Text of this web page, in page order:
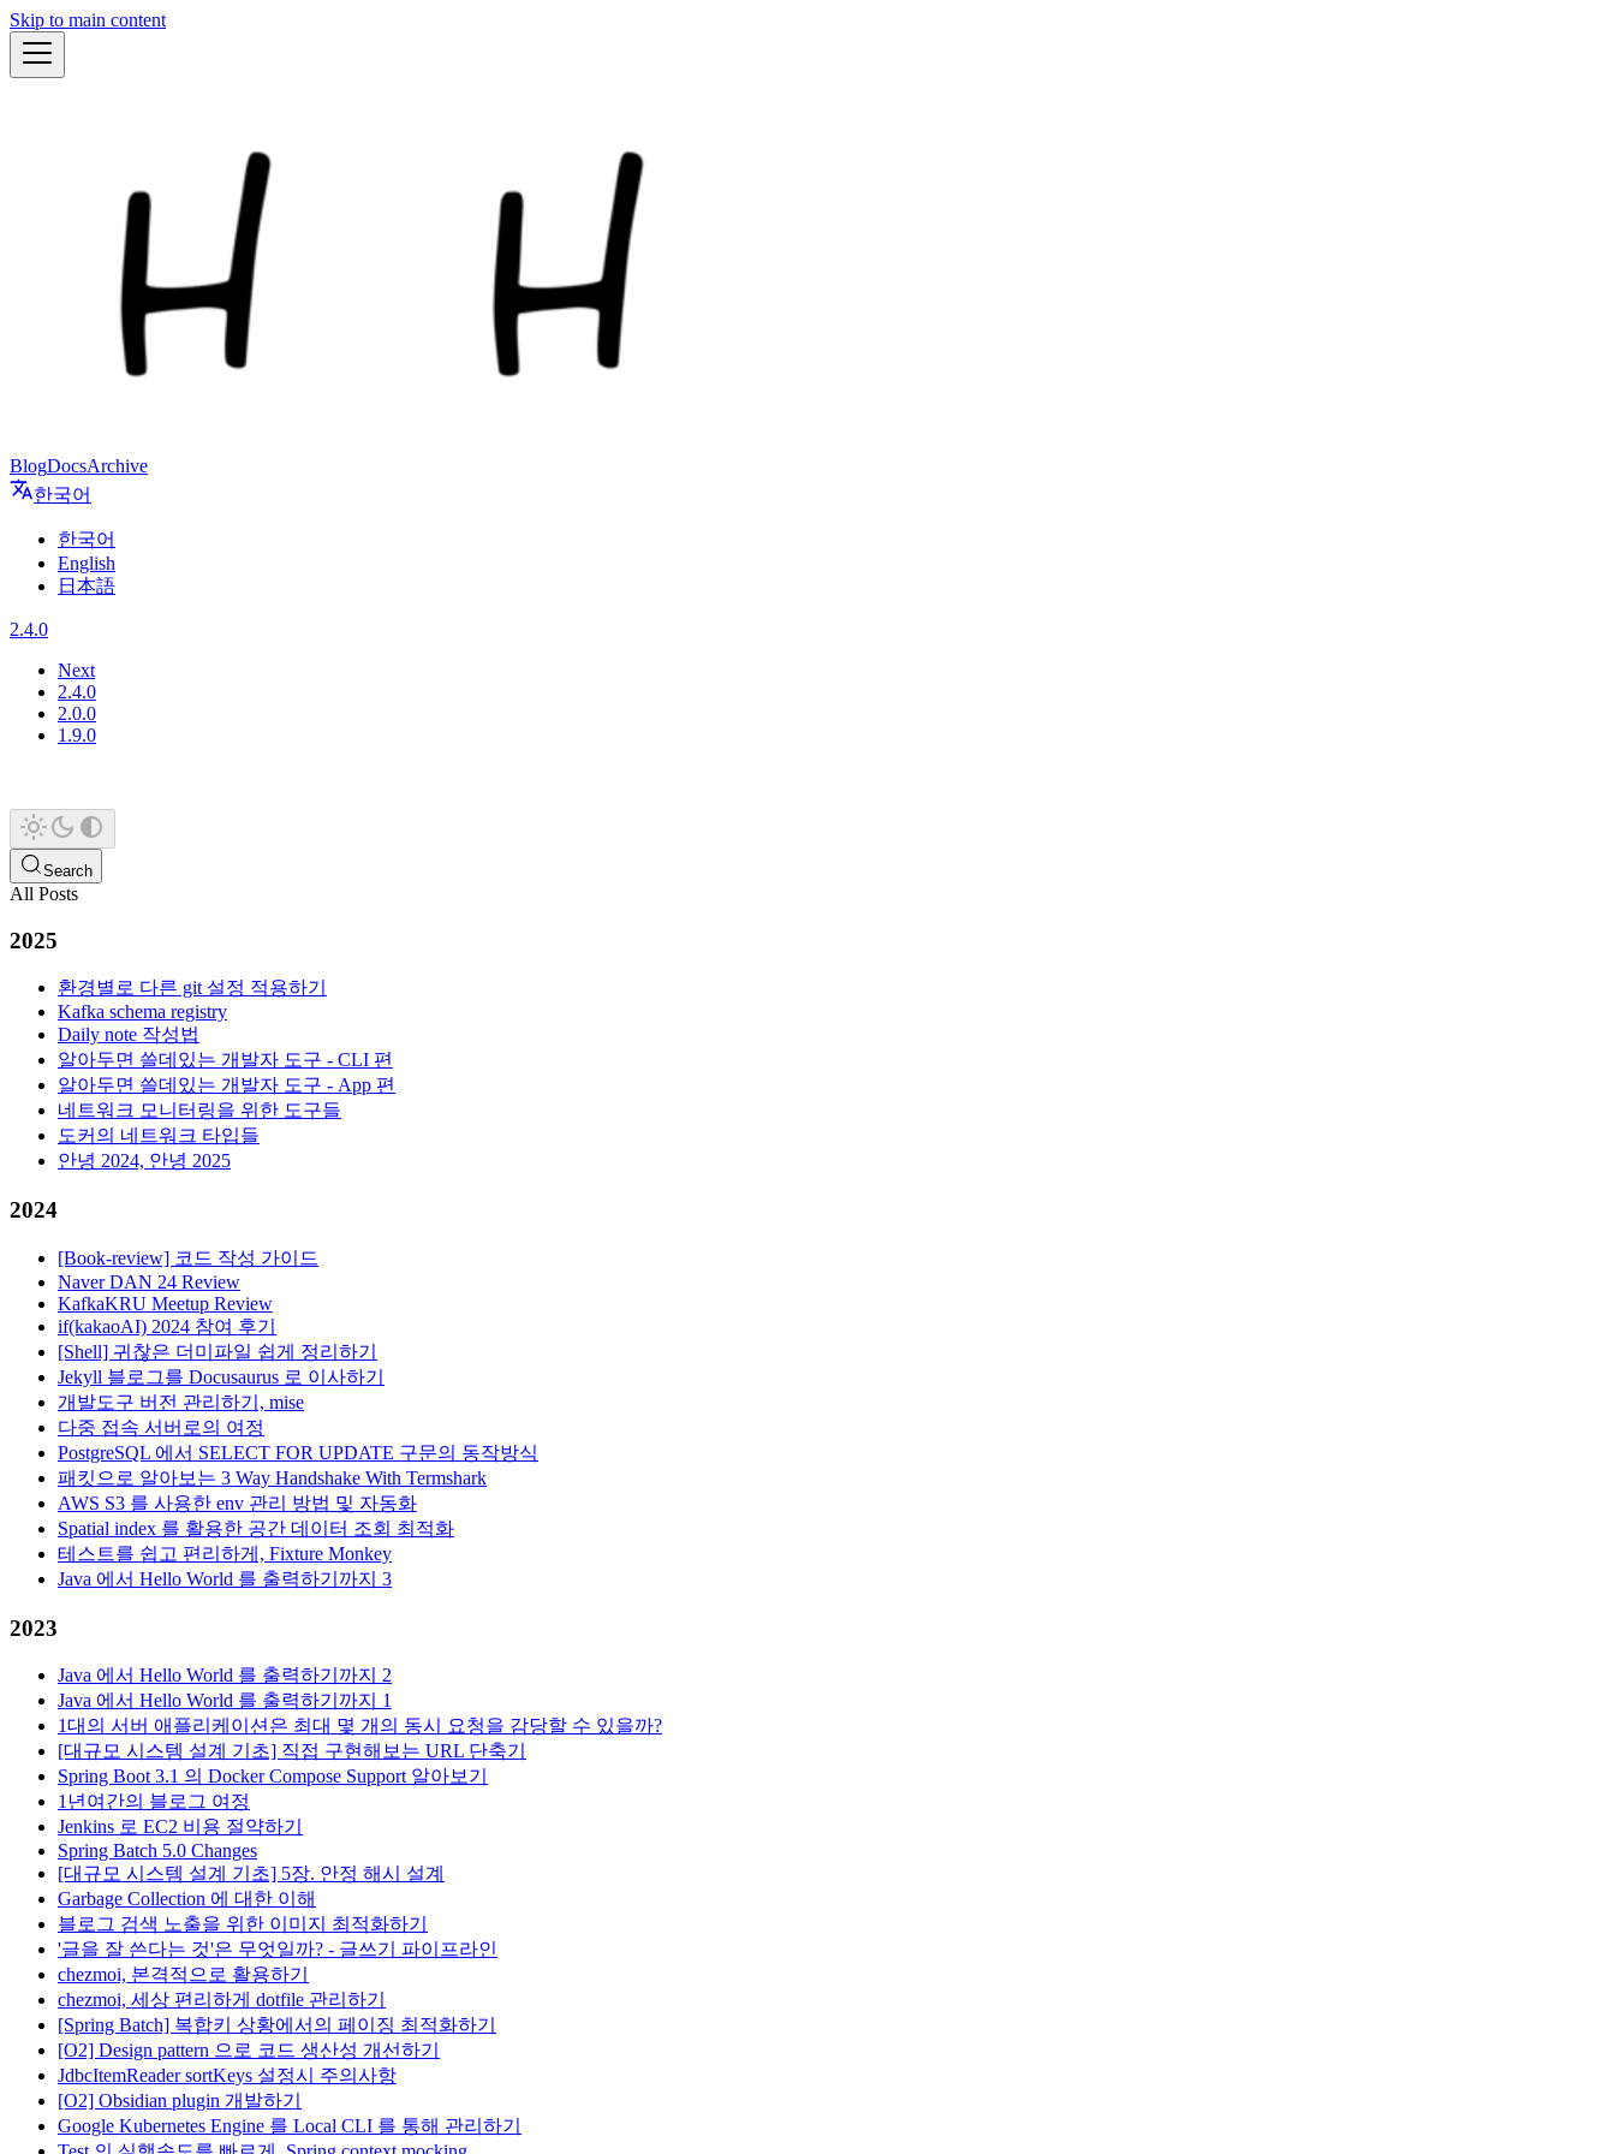
Skip to main content
BlogDocsArchive
한국어
한국어
English
日本語
2.4.0
Next
2.4.0
2.0.0
1.9.0
Search
All Posts
2025
환경별로 다른 git 설정 적용하기
Kafka schema registry
Daily note 작성법
알아두면 쓸데있는 개발자 도구 - CLI 편
알아두면 쓸데있는 개발자 도구 - App 편
네트워크 모니터링을 위한 도구들
도커의 네트워크 타입들
안녕 2024, 안녕 2025
2024
[Book-review] 코드 작성 가이드
Naver DAN 24 Review
KafkaKRU Meetup Review
if(kakaoAI) 2024 참여 후기
[Shell] 귀찮은 더미파일 쉽게 정리하기
Jekyll 블로그를 Docusaurus 로 이사하기
개발도구 버전 관리하기, mise
다중 접속 서버로의 여정
PostgreSQL 에서 SELECT FOR UPDATE 구문의 동작방식
패킷으로 알아보는 3 Way Handshake With Termshark
AWS S3 를 사용한 env 관리 방법 및 자동화
Spatial index 를 활용한 공간 데이터 조회 최적화
테스트를 쉽고 편리하게, Fixture Monkey
Java 에서 Hello World 를 출력하기까지 3
2023
Java 에서 Hello World 를 출력하기까지 2
Java 에서 Hello World 를 출력하기까지 1
1대의 서버 애플리케이션은 최대 몇 개의 동시 요청을 감당할 수 있을까?
[대규모 시스템 설계 기초] 직접 구현해보는 URL 단축기
Spring Boot 3.1 의 Docker Compose Support 알아보기
1년여간의 블로그 여정
Jenkins 로 EC2 비용 절약하기
Spring Batch 5.0 Changes
[대규모 시스템 설계 기초] 5장. 안정 해시 설계
Garbage Collection 에 대한 이해
블로그 검색 노출을 위한 이미지 최적화하기
'글을 잘 쓴다는 것'은 무엇일까? - 글쓰기 파이프라인
chezmoi, 본격적으로 활용하기
chezmoi, 세상 편리하게 dotfile 관리하기
[Spring Batch] 복합키 상황에서의 페이징 최적화하기
[O2] Design pattern 으로 코드 생산성 개선하기
JdbcItemReader sortKeys 설정시 주의사항
[O2] Obsidian plugin 개발하기
Google Kubernetes Engine 를 Local CLI 를 통해 관리하기